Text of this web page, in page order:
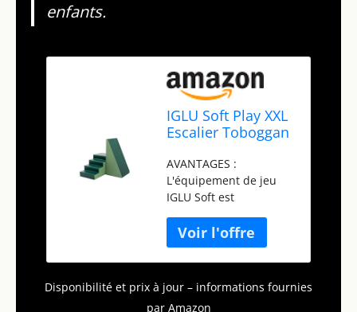
enfants.
IGLU Soft Play XXL
Escalier Toboggan
Modules de
Motricité en
Mousse (Vert
réséda/Vert Sapin)
AVANTAGES :
L'équipement de jeu
IGLU Soft est
pour développer les
compétences motrices
des enfants, améliorer
leur équilibre et
Disponibilité et prix à jour – informations fournies
par Amazon